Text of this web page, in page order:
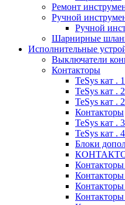
Ремонт
Ручной
Ручной
Шарнирные
Исполнительные
Выключатели
Контакторы
TeSys кат .
TeSys кат .
TeSys кат .
Контакторы
TeSys кат .
TeSys кат .
Блоки